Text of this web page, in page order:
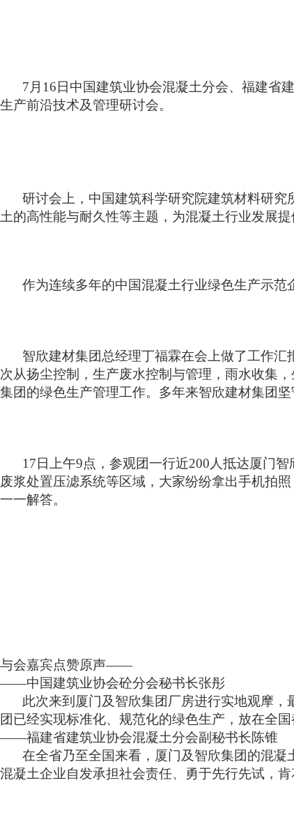
7 月 16 日中国建筑业协会混凝土分会、福建省
生产前沿技术及管理研讨会。
研讨会上，中国建筑科学研究院建筑材料研
土的高性能与耐久性等主题，为混凝土行业发展
作为连续多年的中国混凝土行业绿色生产示范
智欣建材集团总经理丁福霖在会上做了工作
次从扬尘控制，生产废水控制与管理，雨水收集
集团的绿色生产管理工作。多年来智欣建材集团
17 日上午9点，参观团一行近200 人抵达厦门
废浆处置压滤系统等区域，大家纷纷拿出手机拍
一一解答。
与会嘉宾点赞原声——
——中国建筑业协会砼分会秘书长张彤
此次来到厦门及智欣集团厂房进行实地观摩
团已经实现标准化、规范化的绿色生产，放在全
——福建省建筑业协会混凝土分会副秘书长陈锥
在全省乃至全国来看，厦门及智欣集团的混凝
混凝土企业自发承担社会责任、勇于先行先试，